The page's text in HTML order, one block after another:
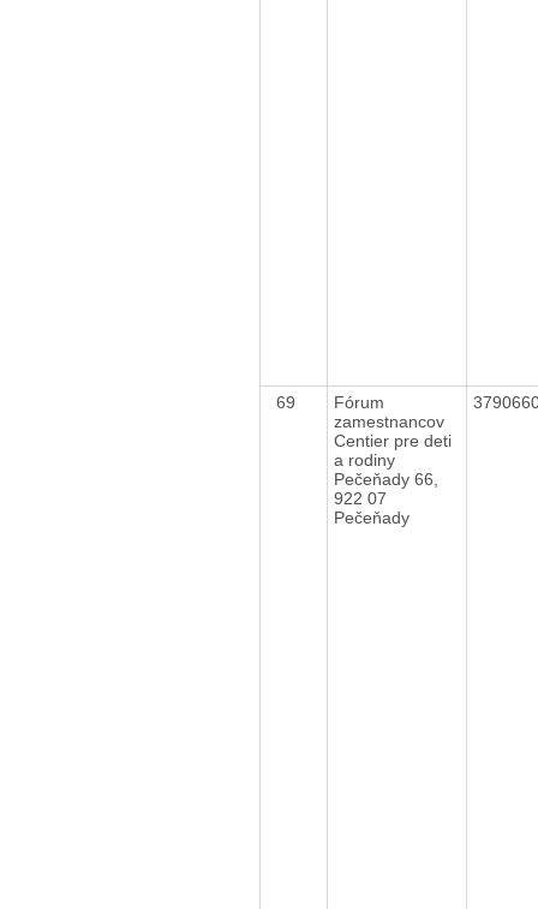
69
Fórum
zamestnancov
Centier pre deti
a rodiny
Pečeňady 66,
922 07
Pečeňady